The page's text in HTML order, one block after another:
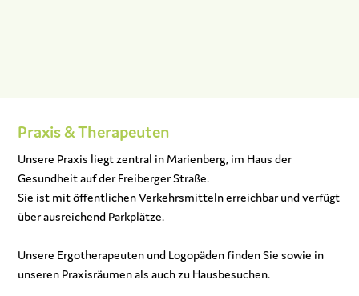
Praxis & Therapeuten
Unsere Praxis liegt zentral in Marienberg, im Haus der
Gesundheit auf der Freiberger Straße.
Sie ist mit öffentlichen Verkehrsmitteln erreichbar und verfügt
über ausreichend Parkplätze.
Unsere Ergotherapeuten und Logopäden finden Sie sowie in
unseren Praxisräumen als auch zu Hausbesuchen.